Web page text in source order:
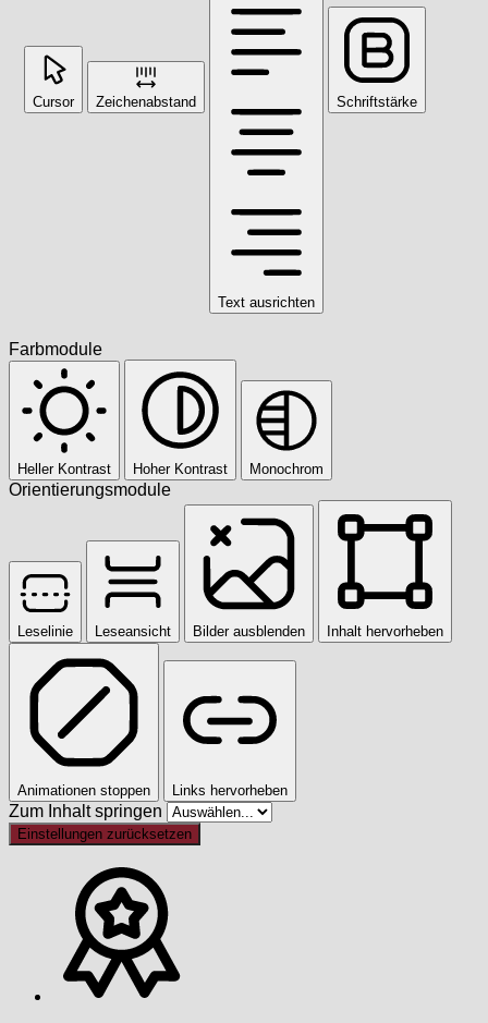
Cursor Zeichenabstand
Text ausrichten
Schriftstärke
Farbmodule
Heller Kontrast Hoher Kontrast Monochrom
Orientierungsmodule
Leselinie Leseansicht Bilder ausblenden Inhalt hervorheben
Animationen stoppen Links hervorheben
Zum Inhalt springen
Einstellungen zurücksetzen